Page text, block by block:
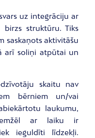
uz integrāciju ar
birzs struktūru. Tiks
saskaņots aktivitāšu
arī soliņi atpūtai un
skaitu nav
bērniem un/vai
laukumu,
ar laiku ir
ieguldīti līdzekļi.